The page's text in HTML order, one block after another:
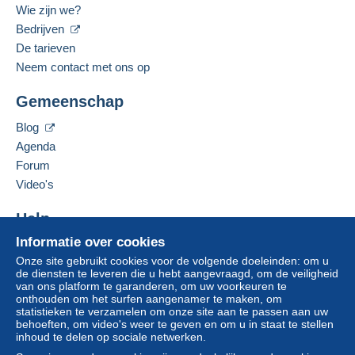
De verkoper biedt u de verzendkosten aan!
Voldoen aan de voorwaarden:
van een aankoop ter waarde van € 140,00.
Voor meer zekerheid vraagt de verkoper u te
voor de aankopen:
van een aankoop ter waarde van € 40,00.
Zone 1
Zone 2
Gesproken talen:
Frans,
Adres van de onderneming:
3 Impasse de la Gimond
42140
Deze verkoper toevoegen aan mijn favorieten
Informatie over cookies
Onze site gebruikt cookies voor de volgende doeleinden: om u
de diensten te leveren die u hebt aangevraagd, om de veiligheid
van ons platform te garanderen, om uw voorkeuren te
onthouden om het surfen aangenamer te maken, om
statistieken te verzamelen om onze site aan te passen aan uw
behoeften, om video's weer te geven en om u in staat te stellen
inhoud te delen op sociale netwerken.
Wie zijn we?
Bedrijven
De tarieven
Neem contact met ons op
Gemeenschap
Blog
Agenda
Forum
Video's
Help
Hulpcentrum
Kopen op Delcampe
Verkopen op Delcampe
Een beveiligde website